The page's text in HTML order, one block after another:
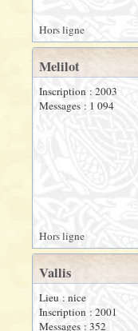
Hors ligne
Melilot
Inscription : 2003
Messages : 1 094
Hors ligne
Vallis
Lieu : nice
Inscription : 2001
Messages : 352